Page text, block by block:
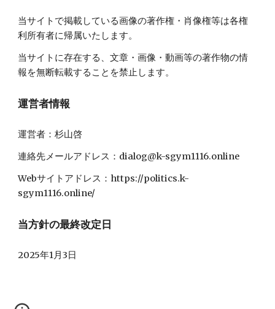
当サイトで掲載している画像の著作権・肖像権等は各権
利所有者に帰属いたします。
当サイトに存在する、文章・画像・動画等の著作物の情
報を無断転載することを禁止します。
運営者情報
運営者：杉山啓
連絡先メールアドレス：dialog@k-sgym1116.online
Webサイトアドレス：https://politics.k-
sgym1116.online/
当方針の最終改定日
2025年1月3日